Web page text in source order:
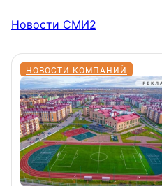
Новости СМИ2
НОВОСТИ КОМПАНИЙ